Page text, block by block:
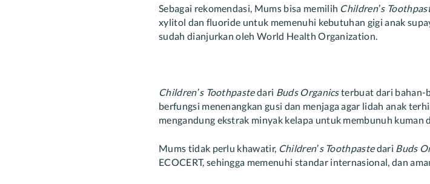
Sebagai rekomendasi, Mums bisa memilih Children’s
xylitol dan fluoride untuk memenuhi kebutuhan gigi anak
sudah dianjurkan oleh World Health Organization.
Children’s Toothpastedari Buds Organicsterbuat dari bahan-
berfungsi menenangkan gusi dan menjaga agar lidah anak
mengandung ekstrak minyak kelapa untuk membunuh kuman
Mums tidak perlu khawatir, Children’s Toothpastedari Buds
ECOCERT, sehingga memenuhi standar internasional, dan